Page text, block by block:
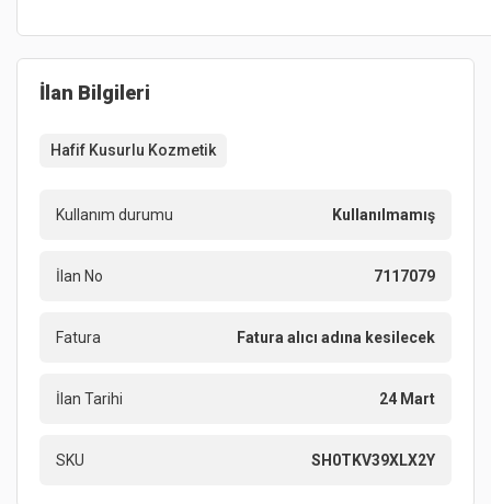
İlan Bilgileri
Hafif Kusurlu Kozmetik
Kullanım durumu Kullanılmamış
İlan No 7117079
Fatura Fatura alıcı adına kesilecek
İlan Tarihi 24 Mart
SKU SH0TKV39XLX2Y